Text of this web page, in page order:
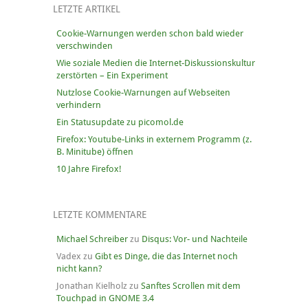
LETZTE ARTIKEL
Cookie-Warnungen werden schon bald wieder
verschwinden
Wie soziale Medien die Internet-Diskussionskultur
zerstörten – Ein Experiment
Nutzlose Cookie-Warnungen auf Webseiten
verhindern
Ein Statusupdate zu picomol.de
Firefox: Youtube-Links in externem Programm (z.
B. Minitube) öffnen
10 Jahre Firefox!
LETZTE KOMMENTARE
Michael Schreiberzu Disqus: Vor- und Nachteile
Vadex zu Gibt es Dinge, die das Internet noch
nicht kann?
Jonathan Kielholz zu Sanftes Scrollen mit dem
Touchpad in GNOME 3.4